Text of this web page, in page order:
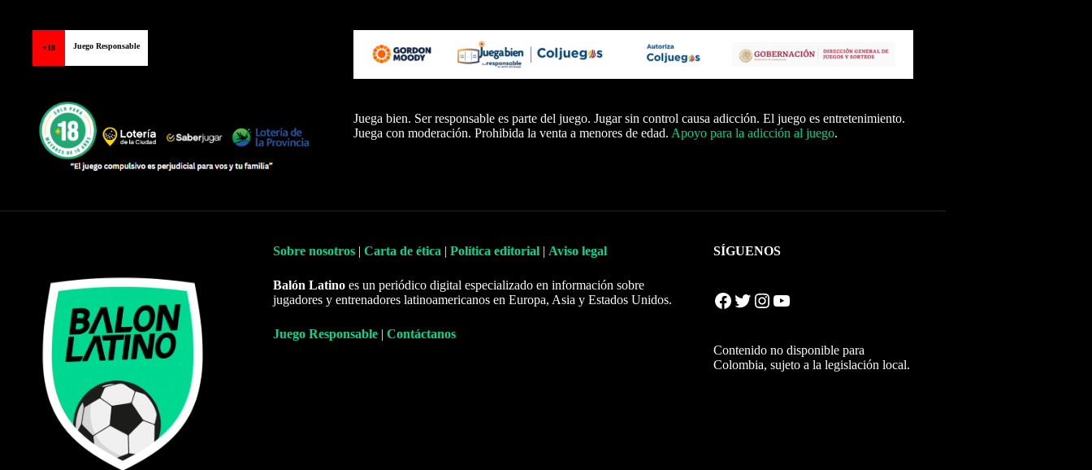
+18 Juego Responsable
Juega bien. Ser responsable es parte del juego. Jugar sin control causa adicción. El juego es entretenimiento.
Juega con moderación. Prohibida la venta a menores de edad. Apoyo para la adicción al juego.
Sobre nosotros | Carta de ética | Política editorial | Aviso legal
Balón Latino es un periódico digital especializado en información sobre
jugadores y entrenadores latinoamericanos en Europa, Asia y Estados Unidos.
Juego Responsable | Contáctanos
SÍGUENOS
Facebook Twitter Instagram YouTube
Contenido no disponible para
Colombia, sujeto a la legislación local.